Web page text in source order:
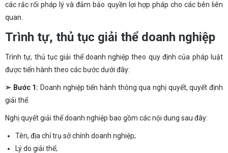
các rắc rối pháp lý và đảm bảo quyền lợi hợp pháp cho các bên liên
quan.
Trình tự, thủ tục giải thể doanh nghiệp
Trình tự, thủ tục giải thể doanh nghiệp theo quy định của pháp luật
được tiến hành theo các bước dưới đây:
➣ Bước 1: Doanh nghiệp tiến hành thông qua nghị quyết, quyết định
giải thể.
Nghị quyết giải thể doanh nghiệp bao gồm các nội dung sau đây:
Tên, địa chỉ trụ sở chính doanh nghiệp;
Lý do giải thể;